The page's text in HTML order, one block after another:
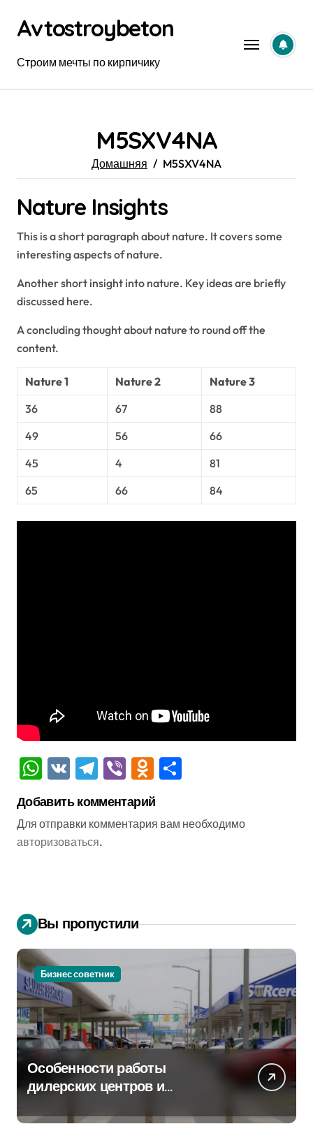
содержанию
Avtostroybeton
Строим мечты по кирпичику
M5SXV4NA
Домашняя M5SXV4NA
Nature Insights
This is a short paragraph about nature. It covers some
interesting aspects of nature.
Another short insight into nature. Key ideas are briefly
discussed here.
A concluding thought about nature to round off the
content.
Nature 1 Nature 2
Nature 3
36
67
88
49
56
66
45
4
81
65
66 84
WhatsApp
VK Telegram
ViberOdnoklassniki
Добавить комментарий
Для отправки комментария вам необходимо
авторизоваться.
Вы пропустили
Бизнес советник
Особенности работы
дилерских центров и